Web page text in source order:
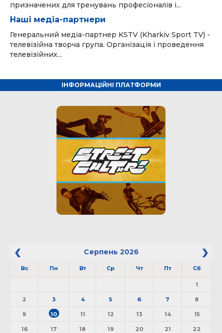
призначених для тренувань професіоналів і...
Наші медіа-партнери
Генеральний медіа-партнер KSTV (Kharkiv Sport TV) -
телевізійна творча група. Організація і проведення
телевізійних...
ІНФОРМАЦІЙНІ ПЛАТФОРМИ
Серпень 2026
Вс Пн Вт Ср Чт Пт Сб
1
2 3 4 5 6 7 8
9 10 11 12 13 14 15
16 17 18 19 20 21 22